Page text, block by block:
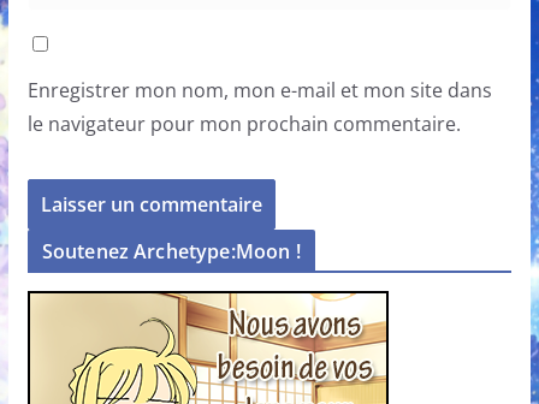
Enregistrer mon nom, mon e-mail et mon site dans
le navigateur pour mon prochain commentaire.
Soutenez Archetype:Moon !